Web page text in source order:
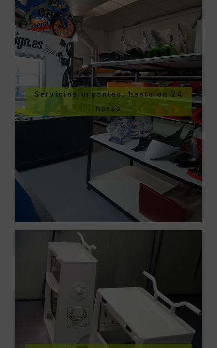
Servicios urgentes, hasta en 24
horas
Servicios urgentes,
hasta en 24 horas
VER SERVICIOS URGENTES
VER PINTURA INDUSTRIAL